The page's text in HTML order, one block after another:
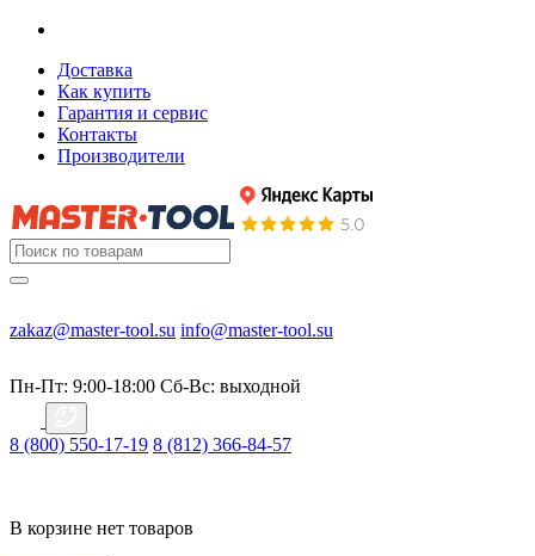
Доставка
Как купить
Гарантия и сервис
Контакты
Производители
zakaz@master-tool.su info@master-tool.su
Пн-Пт: 9:00-18:00 Cб-Вс: выходной
8 (800) 550-17-19 8 (812) 366-84-57
В корзине нет товаров